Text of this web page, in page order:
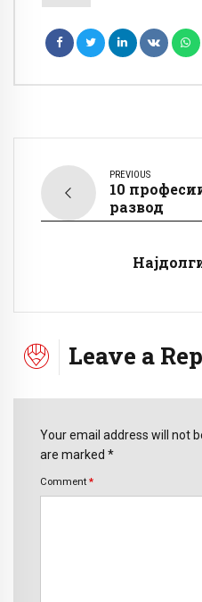
PREVIOUS
10
развод
Leave a
Your email address will not
are marked *
Comment *